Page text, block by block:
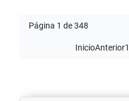
Página 1 de 348
InicioAnterior1